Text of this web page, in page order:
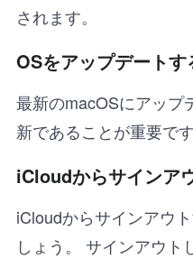
されます。
OSをアップデートす
最新のmacOSにアップ
新であることが重要です
iCloudからサインア
iCloudからサインアウ
しょう。 サインアウト